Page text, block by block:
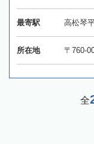
最寄駅 高松琴
所在地 〒760-
全